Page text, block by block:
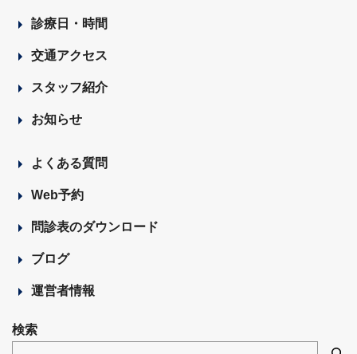
診療日・時間
交通アクセス
スタッフ紹介
お知らせ
よくある質問
Web予約
問診表のダウンロード
ブログ
運営者情報
検索